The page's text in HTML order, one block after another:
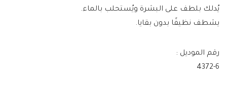
يُدلك بلطف على البشرة ويُستحلب بالماء.
يشطف نظيفًا بدون بقايا.
رقم الموديل :
4372-6